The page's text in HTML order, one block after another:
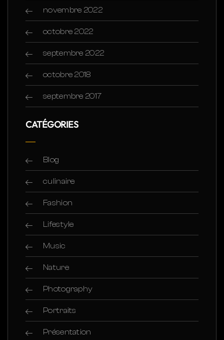
novembre 2022
octobre 2022
septembre 2022
octobre 2018
septembre 2017
CATÉGORIES
Blog
culinaire
Fashion
Lifestyle
Music
Nature
Photography
Portraits
Présentation